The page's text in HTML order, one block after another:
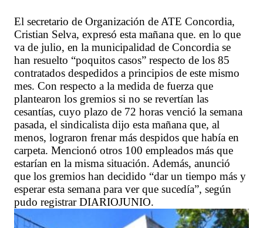
El secretario de Organización de ATE Concordia,
Cristian Selva, expresó esta mañana que. en lo que
va de julio, en la municipalidad de Concordia se
han resuelto “poquitos casos” respecto de los 85
contratados despedidos a principios de este mismo
mes. Con respecto a la medida de fuerza que
plantearon los gremios si no se revertían las
cesantías, cuyo plazo de 72 horas venció la semana
pasada, el sindicalista dijo esta mañana que, al
menos, lograron frenar más despidos que había en
carpeta. Mencionó otros 100 empleados más que
estarían en la misma situación. Además, anunció
que los gremios han decidido “dar un tiempo más y
esperar esta semana para ver que sucedía”, según
pudo registrar DIARIOJUNIO.